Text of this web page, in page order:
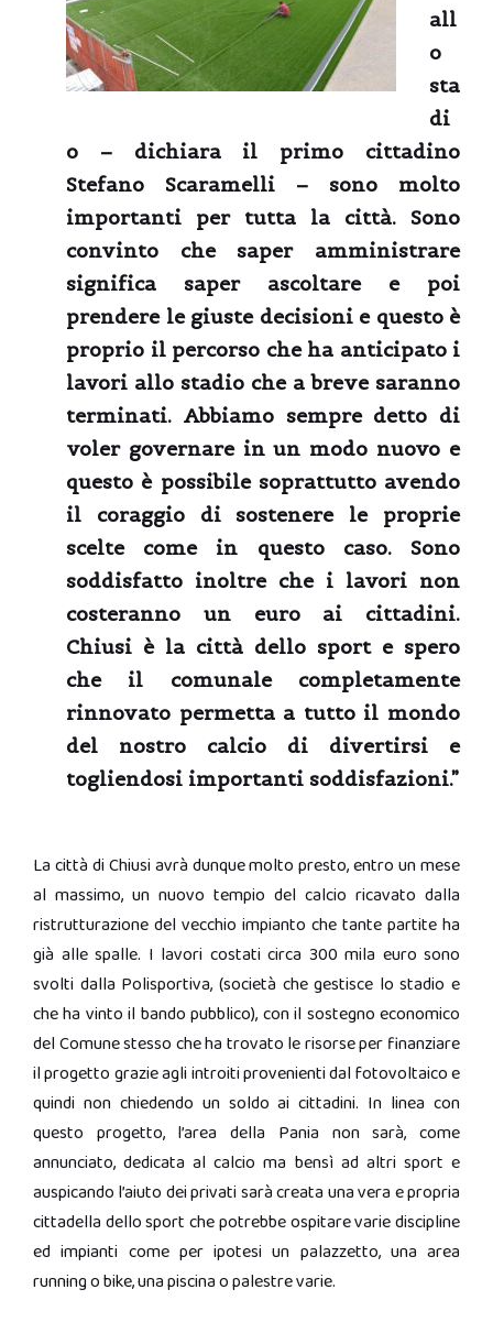
all
o
sta
di
o –dichiara il primo cittadino
Stefano Scaramelli – sono molto
importanti per tutta la città. Sono
convinto che saper amministrare
significa saper ascoltare e poi
prendere le giuste decisioni e questo è
proprio il percorso che ha anticipato i
lavori allo stadio che a breve saranno
terminati. Abbiamo sempre detto di
voler governare in un modo nuovo e
questo è possibile soprattutto avendo
il coraggio di sostenere le proprie
scelte come in questo caso. Sono
soddisfatto inoltre che i lavori non
costeranno un euro ai cittadini.
Chiusi è la città dello sport e spero
che il comunale completamente
rinnovato permetta a tutto il mondo
del nostro calcio di divertirsi e
togliendosi importanti soddisfazioni.”
La città di Chiusi avrà dunque molto presto, entro un mese
al massimo, un nuovo tempio del calcio ricavato dalla
ristrutturazione del vecchio impianto che tante partite ha
già alle spalle. I lavori costati circa 300 mila euro sono
svolti dalla Polisportiva, (società che gestisce lo stadio e
che ha vinto il bando pubblico), con il sostegno economico
del Comune stesso che ha trovato le risorse per finanziare
il progetto grazie agli introiti provenienti dal fotovoltaico e
quindi non chiedendo un soldo ai cittadini. In linea con
questo progetto, l’area della Pania non sarà, come
annunciato, dedicata al calcio ma bensì ad altri sport e
auspicando l’aiuto dei privati sarà creata una vera e propria
cittadella dello sport che potrebbe ospitare varie discipline
ed impianti come per ipotesi un palazzetto, una area
running o bike, una piscina o palestre varie.